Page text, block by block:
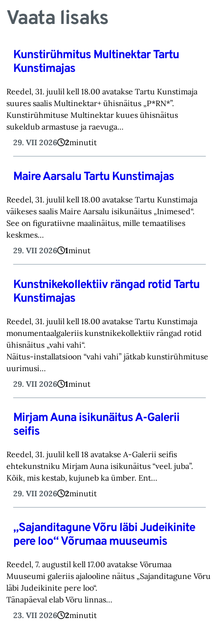
Vaata lisaks
Kunstirühmitus Multinektar Tartu
Kunstimajas
Reedel, 31. juulil kell 18.00 avatakse Tartu Kunstimaja
suures saalis Multinektar+ ühisnäitus „P*RN*”.
Kunstirühmituse Multinektar kuues ühisnäitus
sukeldub armastuse ja raevuga…
29. VII 2026
2minutit
Maire Aarsalu Tartu Kunstimajas
Reedel, 31. juulil kell 18.00 avatakse Tartu Kunstimaja
väikeses saalis Maire Aarsalu isikunäitus „Inimesed“.
See on figuratiivne maalinäitus, mille temaatilises
keskmes…
29. VII 2026
1minut
Kunstnikekollektiiv rängad rotid Tartu
Kunstimajas
Reedel, 31. juulil kell 18.00 avatakse Tartu Kunstimaja
monumentaalgaleriis kunstnikekollektiiv rängad rotid
ühisnäitus „vahi vahi“.
Näitus-installatsioon “vahi vahi” jätkab kunstirühmituse
uurimusi…
29. VII 2026
1minut
Mirjam Auna isikunäitus A-Galerii
seifis
Reedel, 31. juulil kell 18 avatakse A-Galerii seifis
ehtekunstniku Mirjam Auna isikunäitus “veel. juba”.
Kõik, mis kestab, kujuneb ka ümber. Ent…
29. VII 2026
2minutit
„Sajanditagune Võru läbi Judeikinite
pere loo“ Võrumaa muuseumis
Reedel, 7. augustil kell 17.00 avatakse Võrumaa
Muuseumi galeriis ajalooline näitus „Sajanditagune Võru
läbi Judeikinite pere loo“.
Tänapäeval elab Võru linnas…
23. VII 2026
2minutit